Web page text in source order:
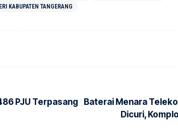
KABUPATEN TANGERANG
PJU Terpasang
Baterai Menara
Dicuri,